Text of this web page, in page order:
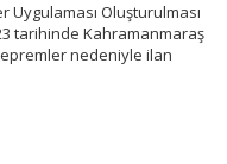
Uygulaması Oluşturulması
tarihinde Kahramanmaraş
nedeniyle ilan